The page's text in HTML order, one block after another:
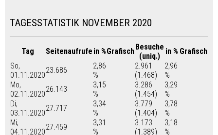
TAGESSTATISTIK NOVEMBER 2020
Tag Seitenaufrufe in %GrafischBesuche
(uniq.)
in % Grafisch
So,
01.11.2020
23.686
2,86
%
2.961
(1.468)
2,96
%
Mo,
02.11.2020
26.143
3,15
%
3.286
(1.454)
3,29
%
Di,
03.11.2020
27.717
3,34
%
3.779
(1.404)
3,78
%
Mi,
04.11.2020
27.459
3,31
%
3.173
(1.389)
3,18
%